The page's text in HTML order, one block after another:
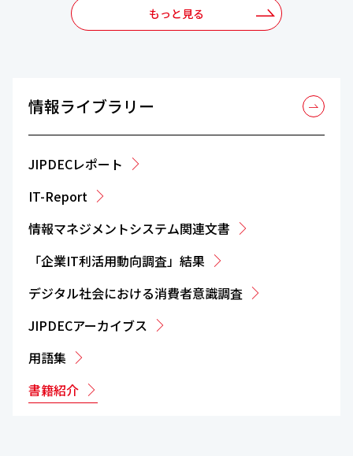
もっと見る
情報ライブラリー
JIPDECレポート
IT-Report
情報マネジメントシステム関連文書
「企業IT利活用動向調査」結果
デジタル社会における消費者意識調査
JIPDECアーカイブス
用語集
書籍紹介